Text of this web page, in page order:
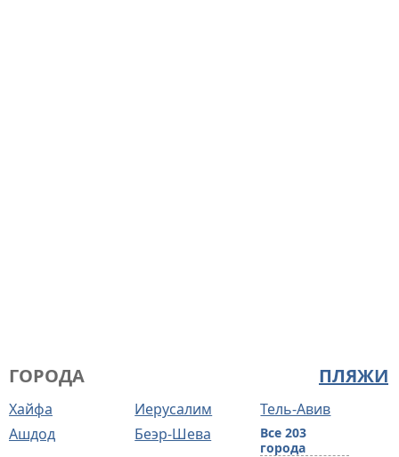
ПЛЯЖИ
ГОРОДА
Хайфа Иерусалим
Тель-Авив
Ашдод
Беэр-Шева
Все 203
города